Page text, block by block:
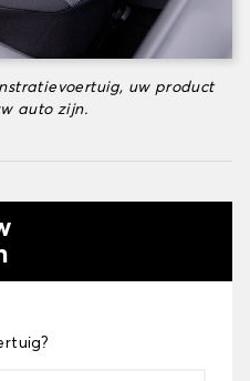
uw product
auto zijn.